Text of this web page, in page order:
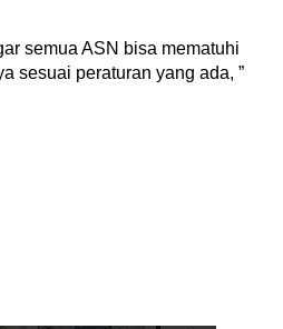
semua ASN bisa mematuhi
sesuai peraturan yang ada, ”